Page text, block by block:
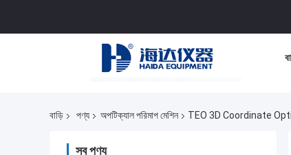
বাড়ি পণ্য অপটিক্যাল পরিমাপ মেশিন TEO 3D Coordinate
সব পণ্য